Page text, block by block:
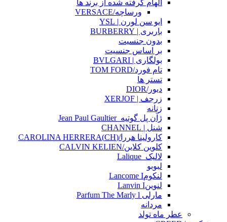
الهام گرفته شده از برند ها
ورساچه/VERSACE
ایو سن لورن | YSL
باربری | BURBERRY
بدون جنسیت
بر اساس جنسیت
بولگاری | BVLGARI
تام فورد/TOM FORD
تستر ها
دیور/DIOR
زرجف | XERJOF
زنانه
ژآن پل گوتیه_Jean Paul Gaultier
شنل | CHANNEL
کارولینا هررا/(CH)CAROLINA HERRERA
کلوین کلاین/CALVIN KELIEN
لالیک_Lalique
لبوبو
لنکومLancome I
لنوینLanvin I
مارلی Parfum The Marly l
مردانه
عطر ماه تولد